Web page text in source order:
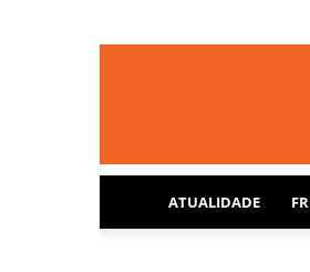
ATUALIDADE